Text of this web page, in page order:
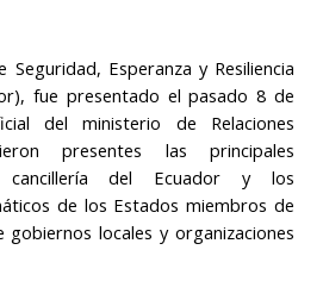
Seguridad, Esperanza y Resiliencia
), fue presentado el pasado 8 de
del ministerio de Relaciones
presentes las principales
del Ecuador y los
de los Estados miembros de
gobiernos locales y organizaciones